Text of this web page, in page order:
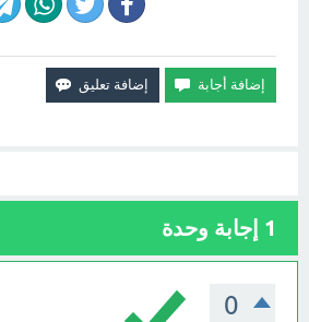
1 إجابة وحدة
0